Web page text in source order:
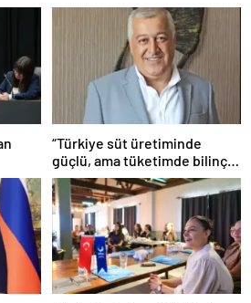
“Türkiye süt üretiminde
güçlü, ama tüketimde bilinç
şart”